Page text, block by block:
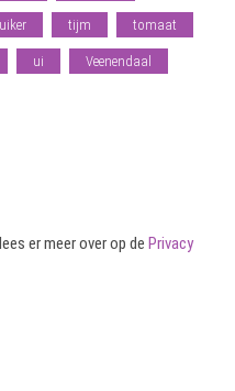
tijm tomaat
ui Veenendaal
er meer over op de Privacy